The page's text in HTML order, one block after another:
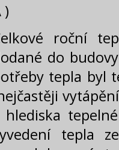
)
roční
do
tepla byl
hlediska
tepla